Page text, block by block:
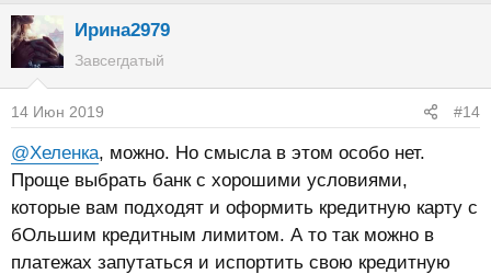
Ирина2979
Завсегдатый
14 Июн 2019 #14
@Хеленка, можно. Но смысла в этом особо нет.
Проще выбрать банк с хорошими условиями,
которые вам подходят и оформить кредитную карту с
бОльшим кредитным лимитом. А то так можно в
платежах запутаться и испортить свою кредитную